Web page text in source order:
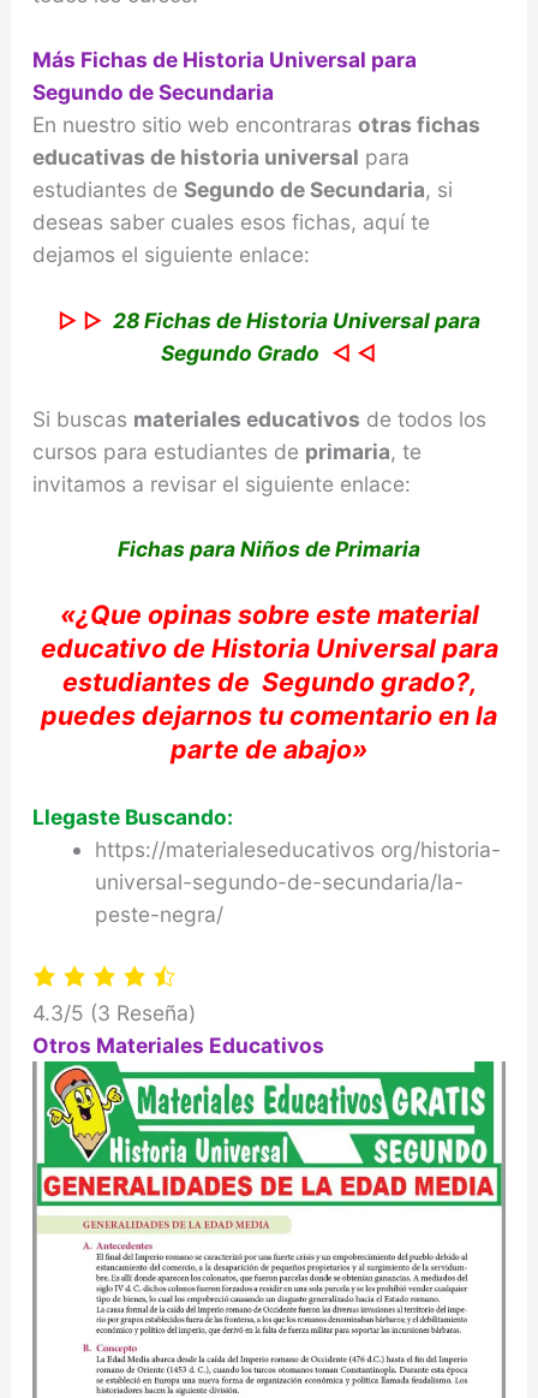
Más Fichas de Historia Universal para
Segundo de Secundaria
En nuestro sitio web encontraras otras fichas
educativas de historia universal para
estudiantes de Segundo de Secundaria, si
deseas saber cuales esos fichas, aquí te
dejamos el siguiente enlace:
▷ ▷ 28 Fichas de Historia Universal para
Segundo Grado ◁ ◁
Si buscas materiales educativos de todos los
cursos para estudiantes de primaria, te
invitamos a revisar el siguiente enlace:
Fichas para Niños de Primaria
«¿Que opinas sobre este material
educativo de Historia Universalpara
estudiantes de Segundogrado?,
puedes dejarnos tu comentario en la
parte de abajo»
Llegaste Buscando:
https://materialeseducativos org/historia-
universal-segundo-de-secundaria/la-
peste-negra/
4.3/5 (3 Reseña)
Otros Materiales Educativos